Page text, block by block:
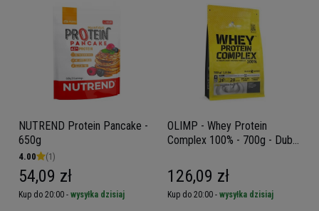
NUTREND Protein Pancake -
650g
4.00 (1)
54,09 zł
Kup do 20:00 - wysyłka dzisiaj
OLIMP - Whey Protein
Complex 100% - 700g - Dubai
126,09 zł
Kup do 20:00 - wysyłka dzisiaj